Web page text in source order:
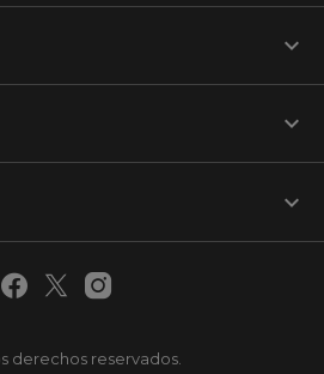

keyboard_arrow_down
derechos reservados.
